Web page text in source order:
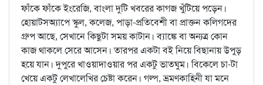
ফাঁকে ফাঁকে ইংরেজি, বাংলা দুটি খবরের কাগজ খুঁটিয়ে পড়েন।
হোয়াটসঅ্যাপে স্কুল, কলেজ, পাড়া-প্রতিবেশী বা প্রাক্তন কলিগদের
গ্রুপ আছে, সেখানে কিছুটা সময় কাটান। ব্যাঙ্কে বা অন্যত্র কোন
কাজ থাকলে সেরে আসেন। তারপর একটা বই নিয়ে বিছানায় উপুড়
হয়ে যান। দুপুরে খাওয়াদাওয়ার পর একটু ভাতঘুম। বিকেলে চা-টা
খেয়ে একটু লেখালেখির চেষ্টা করেন। গল্প, ভ্রমণকাহিনী যা মনে